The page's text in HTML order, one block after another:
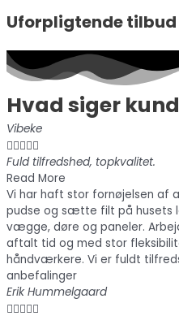
Uforpligtende
Hvad siger
Vibeke

Fuld tilfredshed, topkvalitet.
Read More
Vi har haft stor fornøjelsen af
pudse og sætte filt på husets
vægge, døre og paneler.
aftalt tid og med stor
håndværkere. Vi er fuldt
anbefalinger
Erik Hummelgaard
